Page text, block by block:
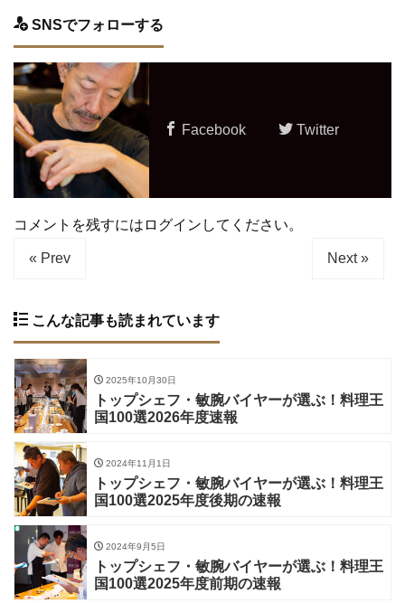
SNSでフォローする
Facebook Twitter
コメントを残すにはログインしてください。
« Prev Next »
こんな記事も読まれています
2025年10月30日
トップシェフ・敏腕バイヤーが選ぶ！料理王
国100選2026年度速報
2024年11月1日
トップシェフ・敏腕バイヤーが選ぶ！料理王
国100選2025年度後期の速報
2024年9月5日
トップシェフ・敏腕バイヤーが選ぶ！料理王
国100選2025年度前期の速報